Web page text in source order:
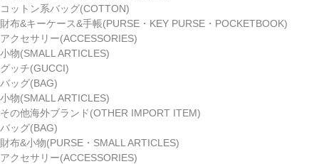
コットン系バッグ(COTTON)
財布&キーケース&手帳(PURSE・KEY PURSE・POCKETBOOK)
アクセサリー(ACCESSORIES)
小物(SMALL ARTICLES)
グッチ(GUCCI)
バッグ(BAG)
小物(SMALL ARTICLES)
その他海外ブランド(OTHER IMPORT ITEM)
バッグ(BAG)
財布&小物(PURSE・SMALL ARTICLES)
アクセサリー(ACCESSORIES)